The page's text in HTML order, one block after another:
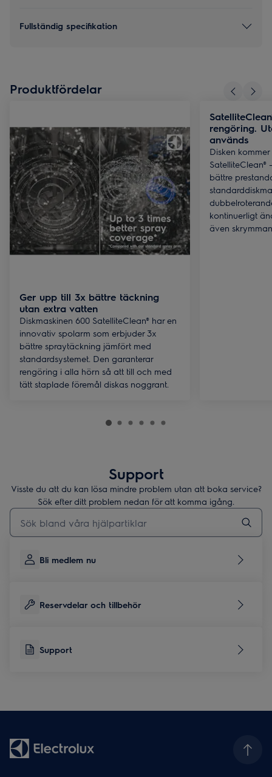
Fullständig specifikation
Produktfördelar
Ger upp till 3x bättre täckning
utan extra vatten
Diskmaskinen 600 SatelliteClean® har en
innovativ spolarm som erbjuder 3x
bättre spraytäckning jämfört med
standardsystemet. Den garanterar
rengöring i alla hörn så att till och med
tätt staplade föremål diskas noggrant.
rengöring.
används
Disken
bättre
kontinuerligt
även
Support
Visste du att du kan lösa mindre problem utan att boka service?
Sök efter ditt problem nedan för att komma igång.
Skriv här för att söka i supportartiklar
Bli medlem nu
Reservdelar och tillbehör
Support